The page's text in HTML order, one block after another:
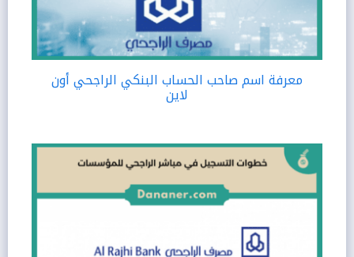
معرفة اسم صاحب الحساب البنكي الراجحي أون
لاين